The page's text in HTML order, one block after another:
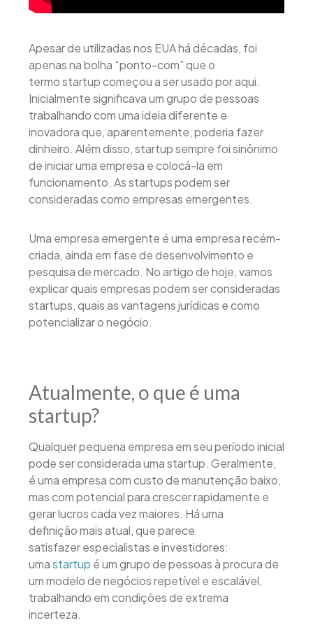
Apesar de utilizadas nos EUA há décadas, foi
apenas na bolha “ponto-com” que o
termo startup começou a ser usado por aqui.
Inicialmente significava um grupo de pessoas
trabalhando com uma ideia diferente e
inovadora que, aparentemente, poderia fazer
dinheiro. Além disso, startup sempre foi sinônimo
de iniciar uma empresa e colocá-la em
funcionamento. As startups podem ser
consideradas como empresas emergentes.
Uma empresa emergente é uma empresa recém-
criada, ainda em fase de desenvolvimento e
pesquisa de mercado. No artigo de hoje, vamos
explicar quais empresas podem ser consideradas
startups, quais as vantagens jurídicas e como
potencializar o negócio.
Atualmente, o que é uma
startup?
Qualquer pequena empresa em seu período inicial
pode ser considerada uma startup. Geralmente,
é uma empresa com custo de manutenção baixo,
mas com potencial para crescer rapidamente e
gerar lucros cada vez maiores. Há uma
definição mais atual, que parece
satisfazer especialistas e investidores:
umastartup é um grupo de pessoas à procura de
um modelo de negócios repetível e escalável,
trabalhando em condições de extrema
incerteza.